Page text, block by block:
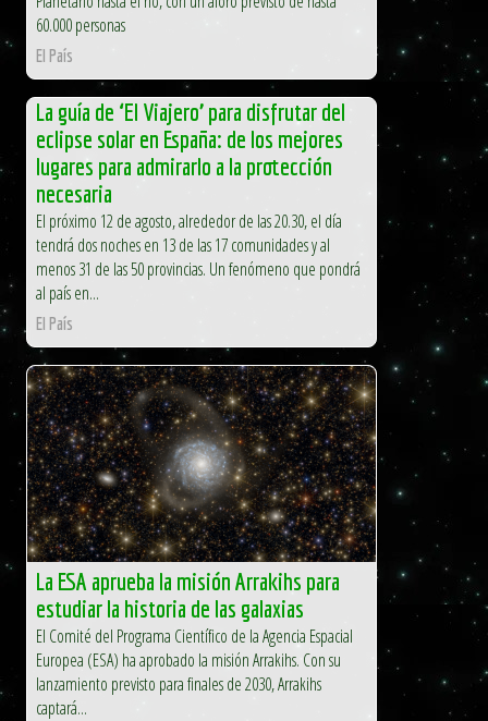
60.000 personas
El País
La guía de ‘El Viajero’ para disfrutar del
eclipse solar en España: de los mejores
lugares para admirarlo a la protección
necesaria
El próximo 12 de agosto, alrededor de las 20.30, el día
tendrá dos noches en 13 de las 17 comunidades y al
menos 31 de las 50 provincias. Un fenómeno que pondrá
al país en...
El País
La ESA aprueba la misión Arrakihs para
estudiar la historia de las galaxias
El Comité del Programa Científico de la Agencia Espacial
Europea (ESA) ha aprobado la misión Arrakihs. Con su
lanzamiento previsto para finales de 2030, Arrakihs
captará...